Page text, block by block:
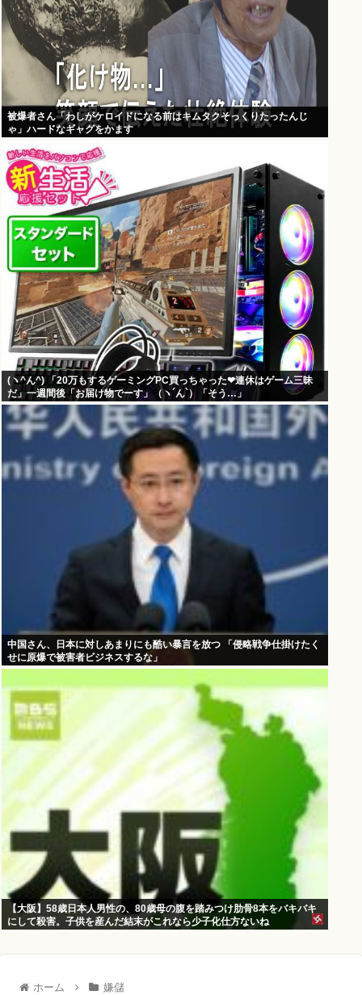
被爆者さん「わしがケロイドになる前はキムタクそっくりたったんじ
ゃ」ハードなギャグをかます
(ヽ^ん^) 「20万もするゲーミングPC買っちゃった❤連休はゲーム三昧
だ」一週間後「お届け物でーす」（ヽ´ん`）「そう…」
中国さん、日本に対しあまりにも酷い暴言を放つ 「侵略戦争仕掛けたく
せに原爆で被害者ビジネスするな」
【大阪】58歳日本人男性の、80歳母の腹を踏みつけ肋骨8本をバキバキ
にして殺害。子供を産んだ結末がこれなら少子化仕方ないね
ホーム 嫌儲